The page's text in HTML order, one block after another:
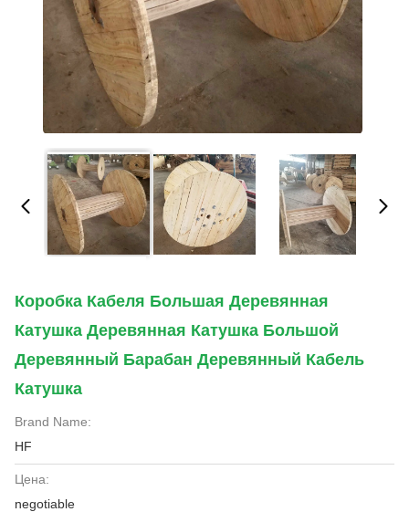
Коробка Кабеля Большая Деревянная
Катушка Деревянная Катушка Большой
Деревянный Барабан Деревянный Кабель
Катушка
Brand Name:
HF
Цена:
negotiable